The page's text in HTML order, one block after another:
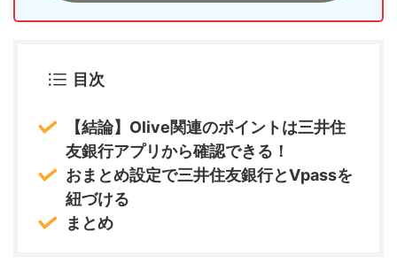
目次
【結論】Olive関連のポイントは三井住
友銀行アプリから確認できる！
おまとめ設定で三井住友銀行とVpassを
紐づける
まとめ